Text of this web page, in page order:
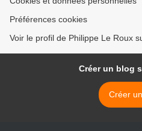
Préférences cookies
Voir le profil de Philippe Le Roux
Créer un blog
Créer